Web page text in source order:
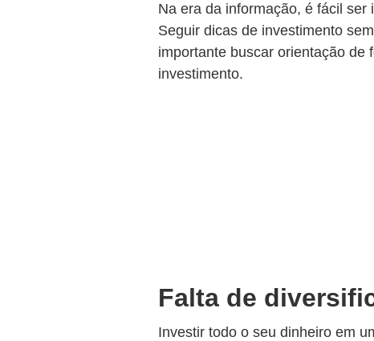
Na era da informação, é fácil
Seguir dicas de investimento
importante buscar orientação de
investimento.
Falta de
Investir todo o seu dinheiro em